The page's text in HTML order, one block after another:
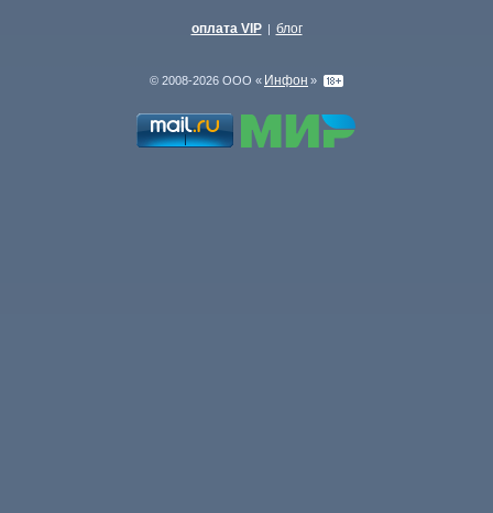
оплата VIP | блог
© 2008-2026 ООО « Инфон »